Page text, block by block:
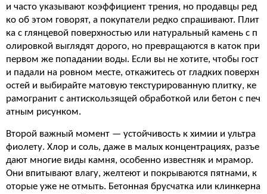
и часто указывают коэффициент трения, но продавцы ред
ко об этом говорят, а покупатели редко спрашивают. Плит
ка с глянцевой поверхностью или натуральный камень с п
олировкой выглядят дорого, но превращаются в каток при
первом же попадании воды. Если вы не хотите, чтобы гост
и падали на ровном месте, откажитесь от гладких поверхн
остей и выбирайте матовую текстурированную плитку, ке
рамогранит с антискользящей обработкой или бетон с печ
атным рисунком.
Второй важный момент — устойчивость к химии и ультра
фиолету. Хлор и соль, даже в малых концентрациях, разъе
дают многие виды камня, особенно известняк и мрамор.
Они впитывают влагу, желтеют и покрываются пятнами, к
оторые уже не отмыть. Бетонная брусчатка или клинкерна